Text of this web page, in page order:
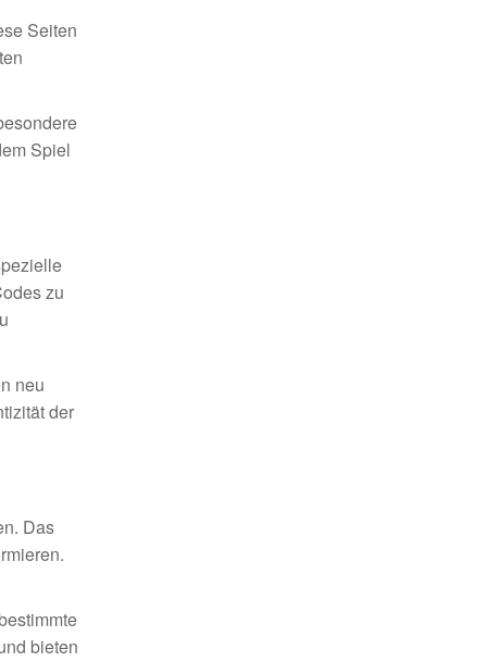
Seiten
Spiel
zu
neu
der
Das
bieten